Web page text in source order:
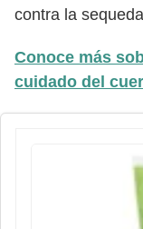
contra la
Conoce más
cuidado del